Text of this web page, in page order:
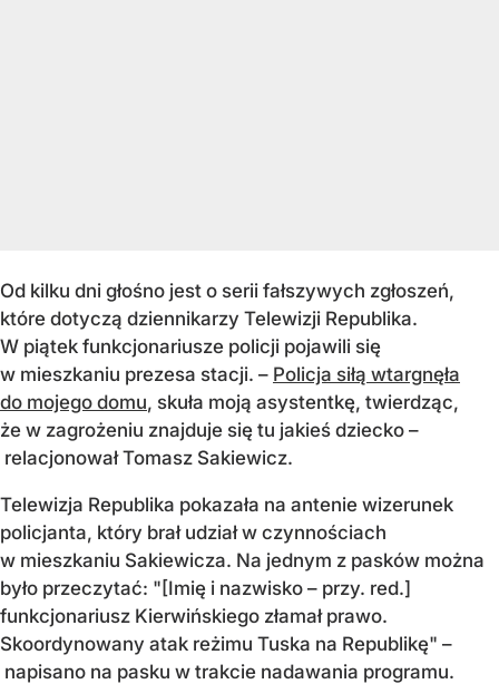
Od kilku dni głośno jest o serii fałszywych zgłoszeń,
które dotyczą dziennikarzy Telewizji Republika.
W piątek funkcjonariusze policji pojawili się
w mieszkaniu prezesa stacji. – Policja siłą wtargnęła
do mojego domu, skuła moją asystentkę, twierdząc,
że w zagrożeniu znajduje się tu jakieś dziecko –
relacjonował Tomasz Sakiewicz.
Telewizja Republika pokazała na antenie wizerunek
policjanta, który brał udział w czynnościach
w mieszkaniu Sakiewicza. Na jednym z pasków można
było przeczytać: "[Imię i nazwisko – przy. red.]
funkcjonariusz Kierwińskiego złamał prawo.
Skoordynowany atak reżimu Tuska na Republikę" –
napisano na pasku w trakcie nadawania programu.